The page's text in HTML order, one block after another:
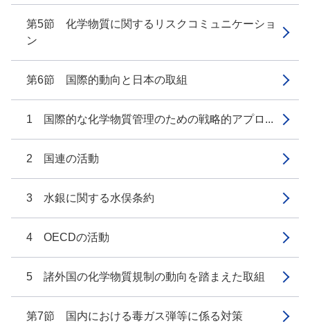
第5節 化学物質に関するリスクコミュニケーショ
ン
第6節 国際的動向と日本の取組
1 国際的な化学物質管理のための戦略的アプロ...
2 国連の活動
3 水銀に関する水俣条約
4 OECDの活動
5 諸外国の化学物質規制の動向を踏まえた取組
第7節 国内における毒ガス弾等に係る対策